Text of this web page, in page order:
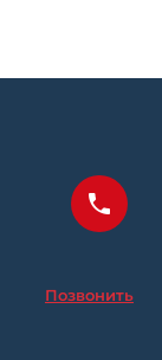
Позвонить